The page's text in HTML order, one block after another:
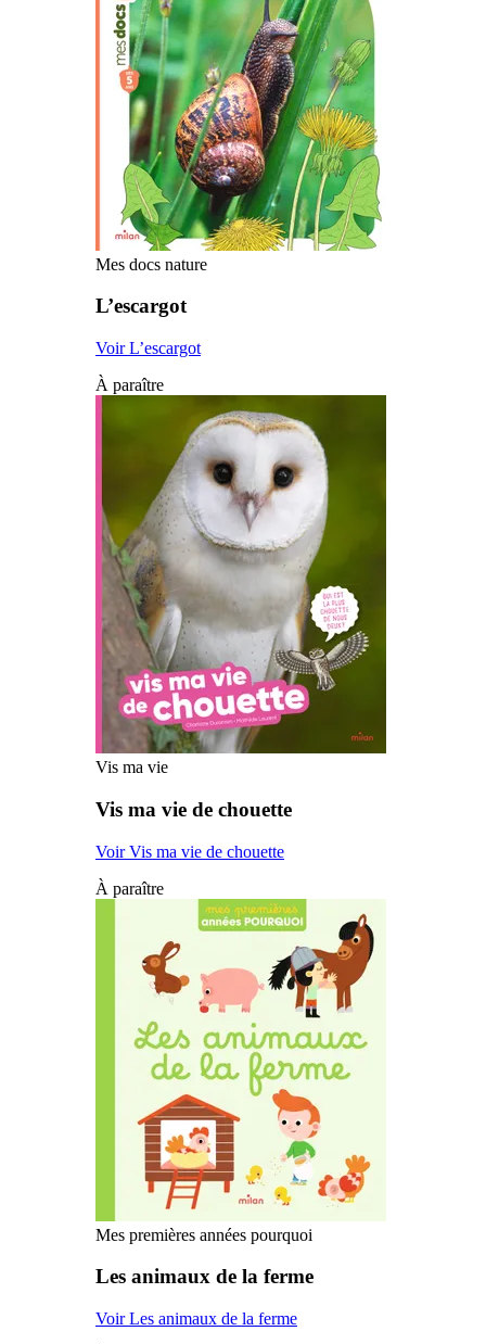
Mes docs nature
L’escargot
Voir L’escargot
À paraître
Vis ma vie
Vis ma vie de chouette
Voir Vis ma vie de chouette
À paraître
Mes premières années pourquoi
Les animaux de la ferme
Voir Les animaux de la ferme